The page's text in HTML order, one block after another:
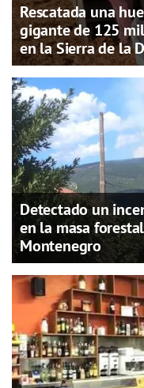
Rescatada una
gigante de 125
en la Sierra de la
Detectado un
en la masa
Montenegro